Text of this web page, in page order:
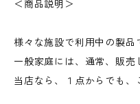
＜商品説明＞
様々な施設で利用中の製品
一般家庭には、通常、販売
当店なら、１点からでも、